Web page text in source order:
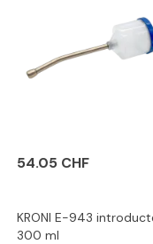
54.05 CHF
KRONI E-943
300 ml